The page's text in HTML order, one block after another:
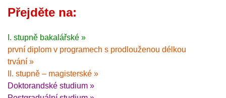
Přejděte na:
I. stupně bakalářské »
první diplom v programech s prodlouženou délkou
trvání »
II. stupně – magisterské »
Doktorandské studium »